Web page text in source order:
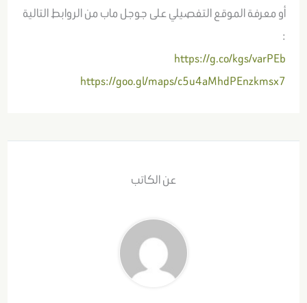
أو معرفة الموقع التفصيلي على جوجل ماب من الروابط التالية
:
https://g.co/kgs/varPEb
https://goo.gl/maps/c5u4aMhdPEnzkmsx7
عن الكاتب